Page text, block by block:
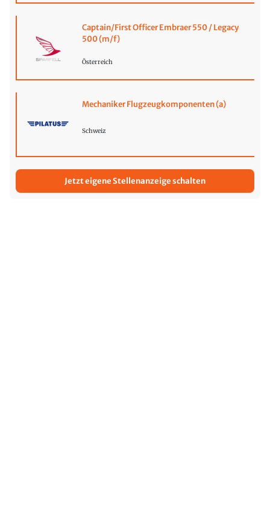
Captain/First Officer Embraer 550 / Legacy
500 (m/f)
Österreich
Mechaniker Flugzeugkomponenten (a)
Schweiz
Jetzt eigene Stellenanzeige schalten